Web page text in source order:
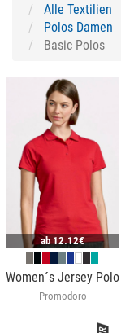
Alle Textilien
Polos Damen
Basic Polos
ab12.12€
Women´s Jersey Polo
Promodoro